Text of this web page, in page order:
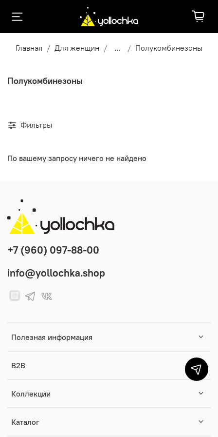
Главная Для женщин ... Полукомбинезоны
Полукомбинезоны
Фильтры
По вашему запросу ничего не найдено
Полезная информация
B2B
Коллекции
Каталог
+7 (960) 097-88-00
info@yollochka.shop